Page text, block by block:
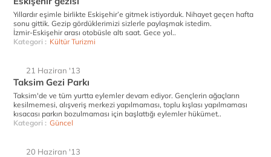
Yıllardır eşimle birlikte Eskişehir’e gitmek istiyorduk. Nihayet geçen hafta
sonu gittik. Gezip gördüklerimizi sizlerle paylaşmak istedim.
İzmir-Eskişehir arası otobüsle altı saat. Gece yol..
Kategori : Kültür Turizmi
21 Haziran '13
Taksim Gezi Parkı
Taksim'de ve tüm yurtta eylemler devam ediyor. Gençlerin ağaçların
kesilmemesi, alışveriş merkezi yapılmaması, toplu kışlası yapılmaması
kısacası parkın bozulmaması için başlattığı eylemler hükümet..
Kategori : Güncel
20 Haziran '13